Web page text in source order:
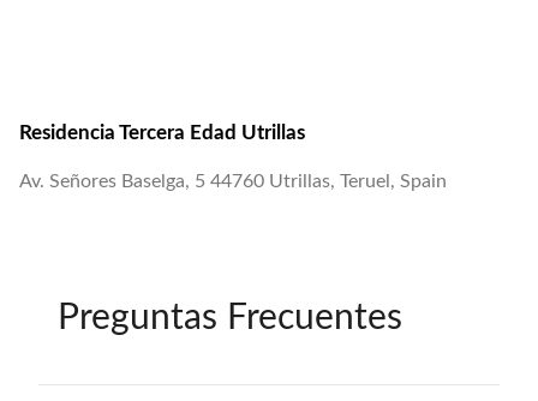
Residencia Tercera Edad Utrillas
Av. Señores Baselga, 5 44760 Utrillas, Teruel, Spain
Preguntas Frecuentes